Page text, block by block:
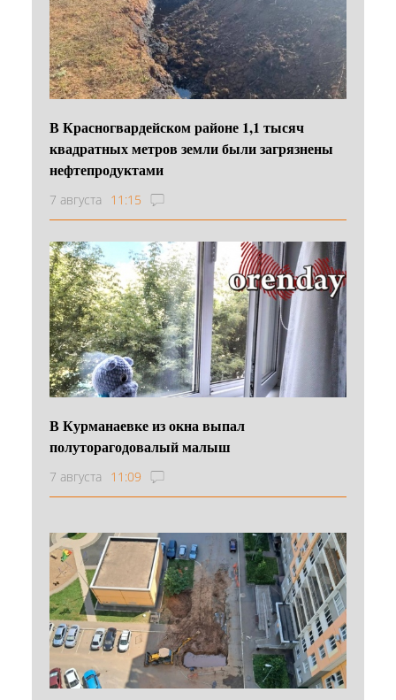
В Красногвардейском районе 1,1 тысяч
квадратных метров земли были загрязнены
нефтепродуктами
7 августа 11:15
В Курманаевке из окна выпал
полуторагодовалый малыш
7 августа 11:09